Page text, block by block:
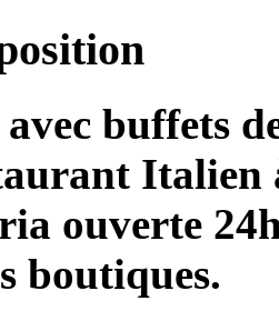
buffets
Italien
ouverte
boutiques.